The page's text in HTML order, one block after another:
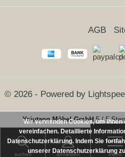
suchen anmelden menu
© 2026 - Powered by
AGB
Yajutang Möbel GmbH 5/5
Wir verwenden Cookies, um
vereinfachen. Detaillierte
Datenschutzerklärung. Indem Sie
unserer Datenschutzerklärung
SEHR GUT
aus25Bewertungen bei:
Informationen zur Echtheit der